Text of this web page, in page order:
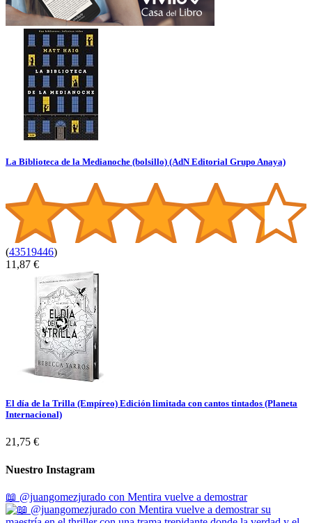
La Biblioteca de la Medianoche (bolsillo) (AdN Editorial Grupo Anaya)
(43519446)
11,87 €
El día de la Trilla (Empíreo) Edición limitada con cantos tintados (Planeta
Internacional)
21,75 €
Nuestro Instagram
📖 @juangomezjurado con Mentira vuelve a demostrar